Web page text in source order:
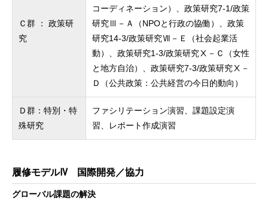
Ｃ群 ： 政策研
究
コーディネーション）、政策研究7-1/政策
研究Ⅲ－Ａ（NPOと行政の協働）、政策
研究14-3/政策研究Ⅶ－Ｅ（社会起業活
動）、政策研究1-3/政策研究Ⅹ－Ｃ（女性
と地方自治）、政策研究7-3/政策研究Ⅹ－
Ｄ（公共政策：公共経営の今日的動向）
Ｄ群：特別・特
殊研究
ファシリテーション演習、課題設定演
習、レポート作成演習
履修モデルⅣ 国際開発／協力
グローバル課題の解決